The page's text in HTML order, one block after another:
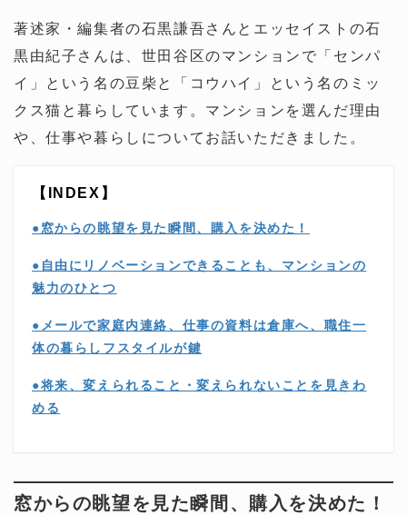
著述家・編集者の石黒謙吾さんとエッセイストの石
黒由紀子さんは、世田谷区のマンションで「センパ
イ」という名の豆柴と「コウハイ」という名のミッ
クス猫と暮らしています。マンションを選んだ理由
や、仕事や暮らしについてお話いただきました。
【INDEX】
●窓からの眺望を見た瞬間、購入を決めた！
●自由にリノベーションできることも、マンションの
魅力のひとつ
●メールで家庭内連絡、仕事の資料は倉庫へ、職住一
体の暮らしフスタイルが鍵
●将来、変えられること・変えられないことを見きわ
める
窓からの眺望を見た瞬間、購入を決めた！